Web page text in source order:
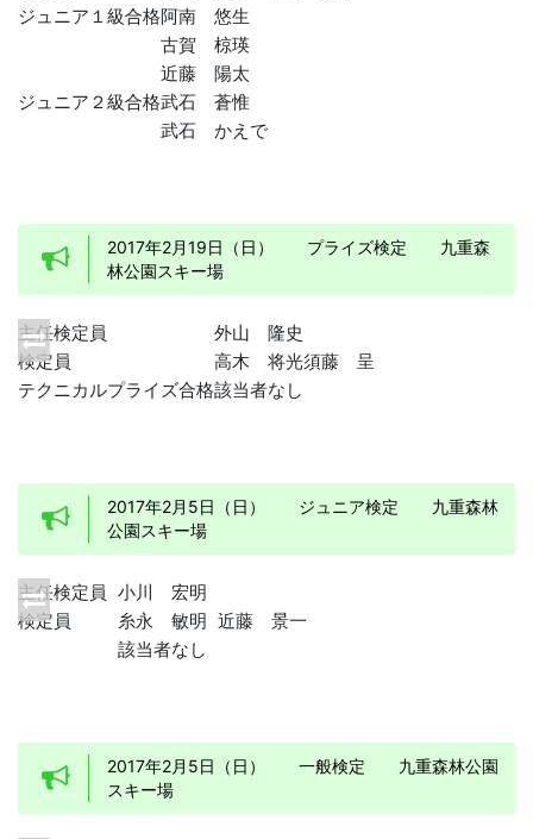
ジュニア１級合格阿南 悠生
古賀 椋瑛
近藤 陽太
ジュニア２級合格武石 蒼惟
武石 かえで
2017年2月19日（日） プライズ検定 九重森
林公園スキー場
主任検定員
外山 隆史
検定員
高木 将光須藤 呈
テクニカルプライズ合格該当者なし
2017年2月5日（日） ジュニア検定 九重森林
公園スキー場
主任検定員 小川 宏明
検定員
糸永 敏明 近藤 景一
該当者なし
2017年2月5日（日） 一般検定 九重森林公園
スキー場